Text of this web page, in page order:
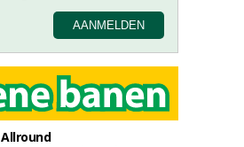
Allround